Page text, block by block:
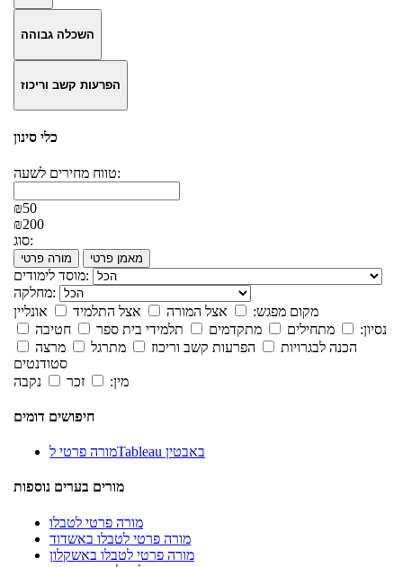
השכלה גבוהה
הפרעות קשב וריכוז
כלי סינון
טווח מחירים לשעה:
₪50
₪200
סוג:
מורה פרטי מאמן פרטי
מוסד לימודים:
מחלקה:
מקום מפגש:
אצל המורה אצל התלמיד
אונליין
נסיון:
מתחילים מתקדמים תלמידי בית ספר
חטיבה
הכנה לבגרויות
הפרעות קשב וריכוז מתרגל
מרצה
סטודנטים
מין:
זכר נקבה
חיפושים דומים
מורה פרטי לTableau באבטין
מורים בערים נוספות
מורה פרטי לטבלו
מורה פרטי לטבלו באשדוד
מורה פרטי לטבלו באשקלון